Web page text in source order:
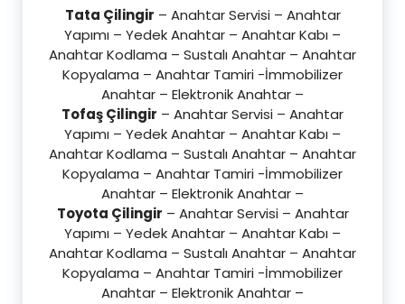
Tata Çilingir – Anahtar Servisi – Anahtar
Yapımı – Yedek Anahtar – Anahtar Kabı –
Anahtar Kodlama – Sustalı Anahtar – Anahtar
Kopyalama – Anahtar Tamiri -İmmobilizer
Anahtar – Elektronik Anahtar –
Tofaş Çilingir – Anahtar Servisi – Anahtar
Yapımı – Yedek Anahtar – Anahtar Kabı –
Anahtar Kodlama – Sustalı Anahtar – Anahtar
Kopyalama – Anahtar Tamiri -İmmobilizer
Anahtar – Elektronik Anahtar –
Toyota Çilingir – Anahtar Servisi – Anahtar
Yapımı – Yedek Anahtar – Anahtar Kabı –
Anahtar Kodlama – Sustalı Anahtar – Anahtar
Kopyalama – Anahtar Tamiri -İmmobilizer
Anahtar – Elektronik Anahtar –